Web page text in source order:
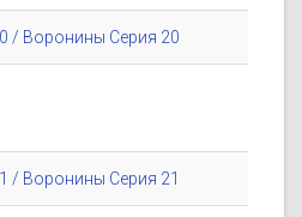
/ Воронины Серия 20
/ Воронины Серия 21